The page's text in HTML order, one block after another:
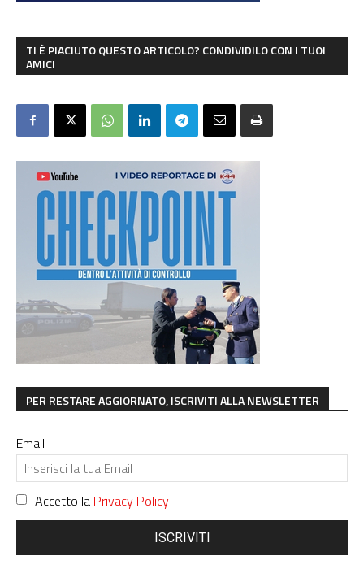
TI È PIACIUTO QUESTO ARTICOLO? CONDIVIDILO CON I TUOI
AMICI
PER RESTARE AGGIORNATO, ISCRIVITI ALLA NEWSLETTER
Email
Accetto la Privacy Policy
ISCRIVITI